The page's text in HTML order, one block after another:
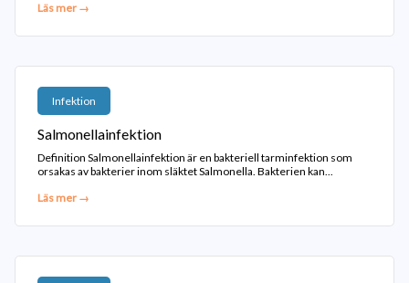
Läs mer →
Infektion
Salmonellainfektion
Definition Salmonellainfektion är en bakteriell tarminfektion som
orsakas av bakterier inom släktet Salmonella. Bakterien kan...
Läs mer →